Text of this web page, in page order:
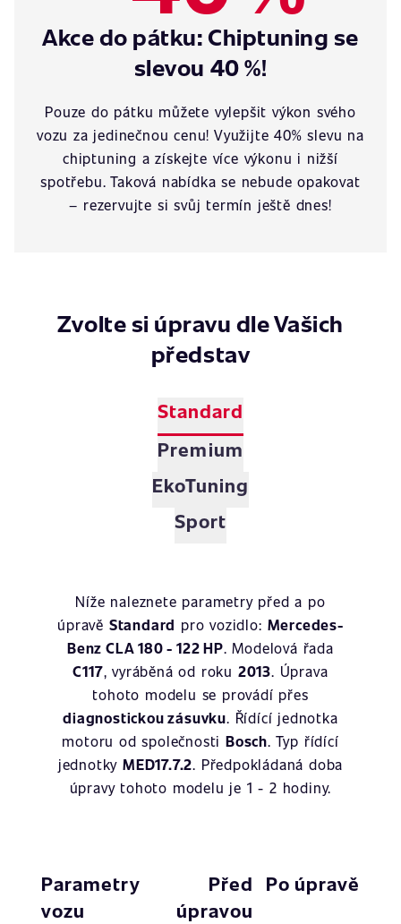
Akce do pátku: Chiptuning se
slevou 40 %!
Pouze do pátku můžete vylepšit výkon svého
vozu za jedinečnou cenu! Využijte 40% slevu na
chiptuning a získejte více výkonu i nižší
spotřebu. Taková nabídka se nebude opakovat
– rezervujte si svůj termín ještě dnes!
Zvolte si úpravu dle Vašich
představ
Standard
Premium
EkoTuning
Sport
Níže naleznete parametry před a po
úpravě Standard pro vozidlo: Mercedes-
Benz CLA 180 - 122 HP. Modelová řada
C117, vyráběná od roku 2013. Úprava
tohoto modelu se provádí přes
diagnostickou zásuvku. Řídící jednotka
motoru od společnosti Bosch. Typ řídící
jednotky MED17.7.2. Předpokládaná doba
úpravy tohoto modelu je 1 - 2 hodiny.
Parametry
vozu
Před
úpravou
Po úpravě